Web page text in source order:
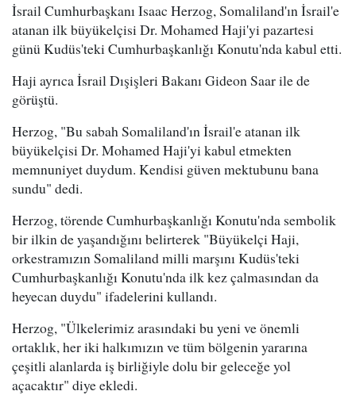
İsrail Cumhurbaşkanı Isaac Herzog, Somaliland'ın İsrail'e
atanan ilk büyükelçisi Dr. Mohamed Haji'yi pazartesi
günü Kudüs'teki Cumhurbaşkanlığı Konutu'nda kabul etti.
Haji ayrıca İsrail Dışişleri Bakanı Gideon Saar ile de
görüştü.
Herzog, "Bu sabah Somaliland'ın İsrail'e atanan ilk
büyükelçisi Dr. Mohamed Haji'yi kabul etmekten
memnuniyet duydum. Kendisi güven mektubunu bana
sundu" dedi.
Herzog, törende Cumhurbaşkanlığı Konutu'nda sembolik
bir ilkin de yaşandığını belirterek "Büyükelçi Haji,
orkestramızın Somaliland milli marşını Kudüs'teki
Cumhurbaşkanlığı Konutu'nda ilk kez çalmasından da
heyecan duydu" ifadelerini kullandı.
Herzog, "Ülkelerimiz arasındaki bu yeni ve önemli
ortaklık, her iki halkımızın ve tüm bölgenin yararına
çeşitli alanlarda iş birliğiyle dolu bir geleceğe yol
açacaktır" diye ekledi.